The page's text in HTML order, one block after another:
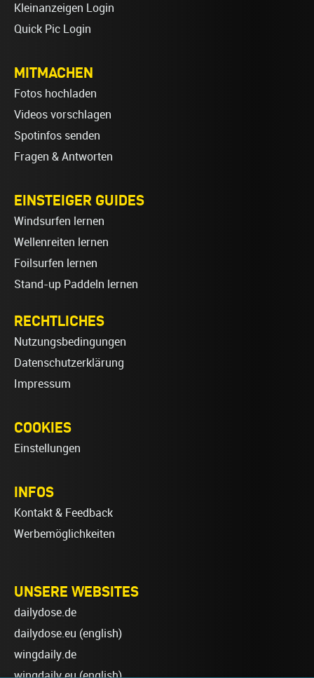
Kleinanzeigen Login
Quick Pic Login
MITMACHEN
Fotos hochladen
Videos vorschlagen
Spotinfos senden
Fragen & Antworten
EINSTEIGER GUIDES
Windsurfen lernen
Wellenreiten lernen
Foilsurfen lernen
Stand-up Paddeln lernen
RECHTLICHES
Nutzungsbedingungen
Datenschutzerklärung
Impressum
COOKIES
Einstellungen
INFOS
Kontakt & Feedback
Werbemöglichkeiten
UNSERE WEBSITES
dailydose.de
dailydose.eu (english)
wingdaily.de
wingdaily.eu(english)